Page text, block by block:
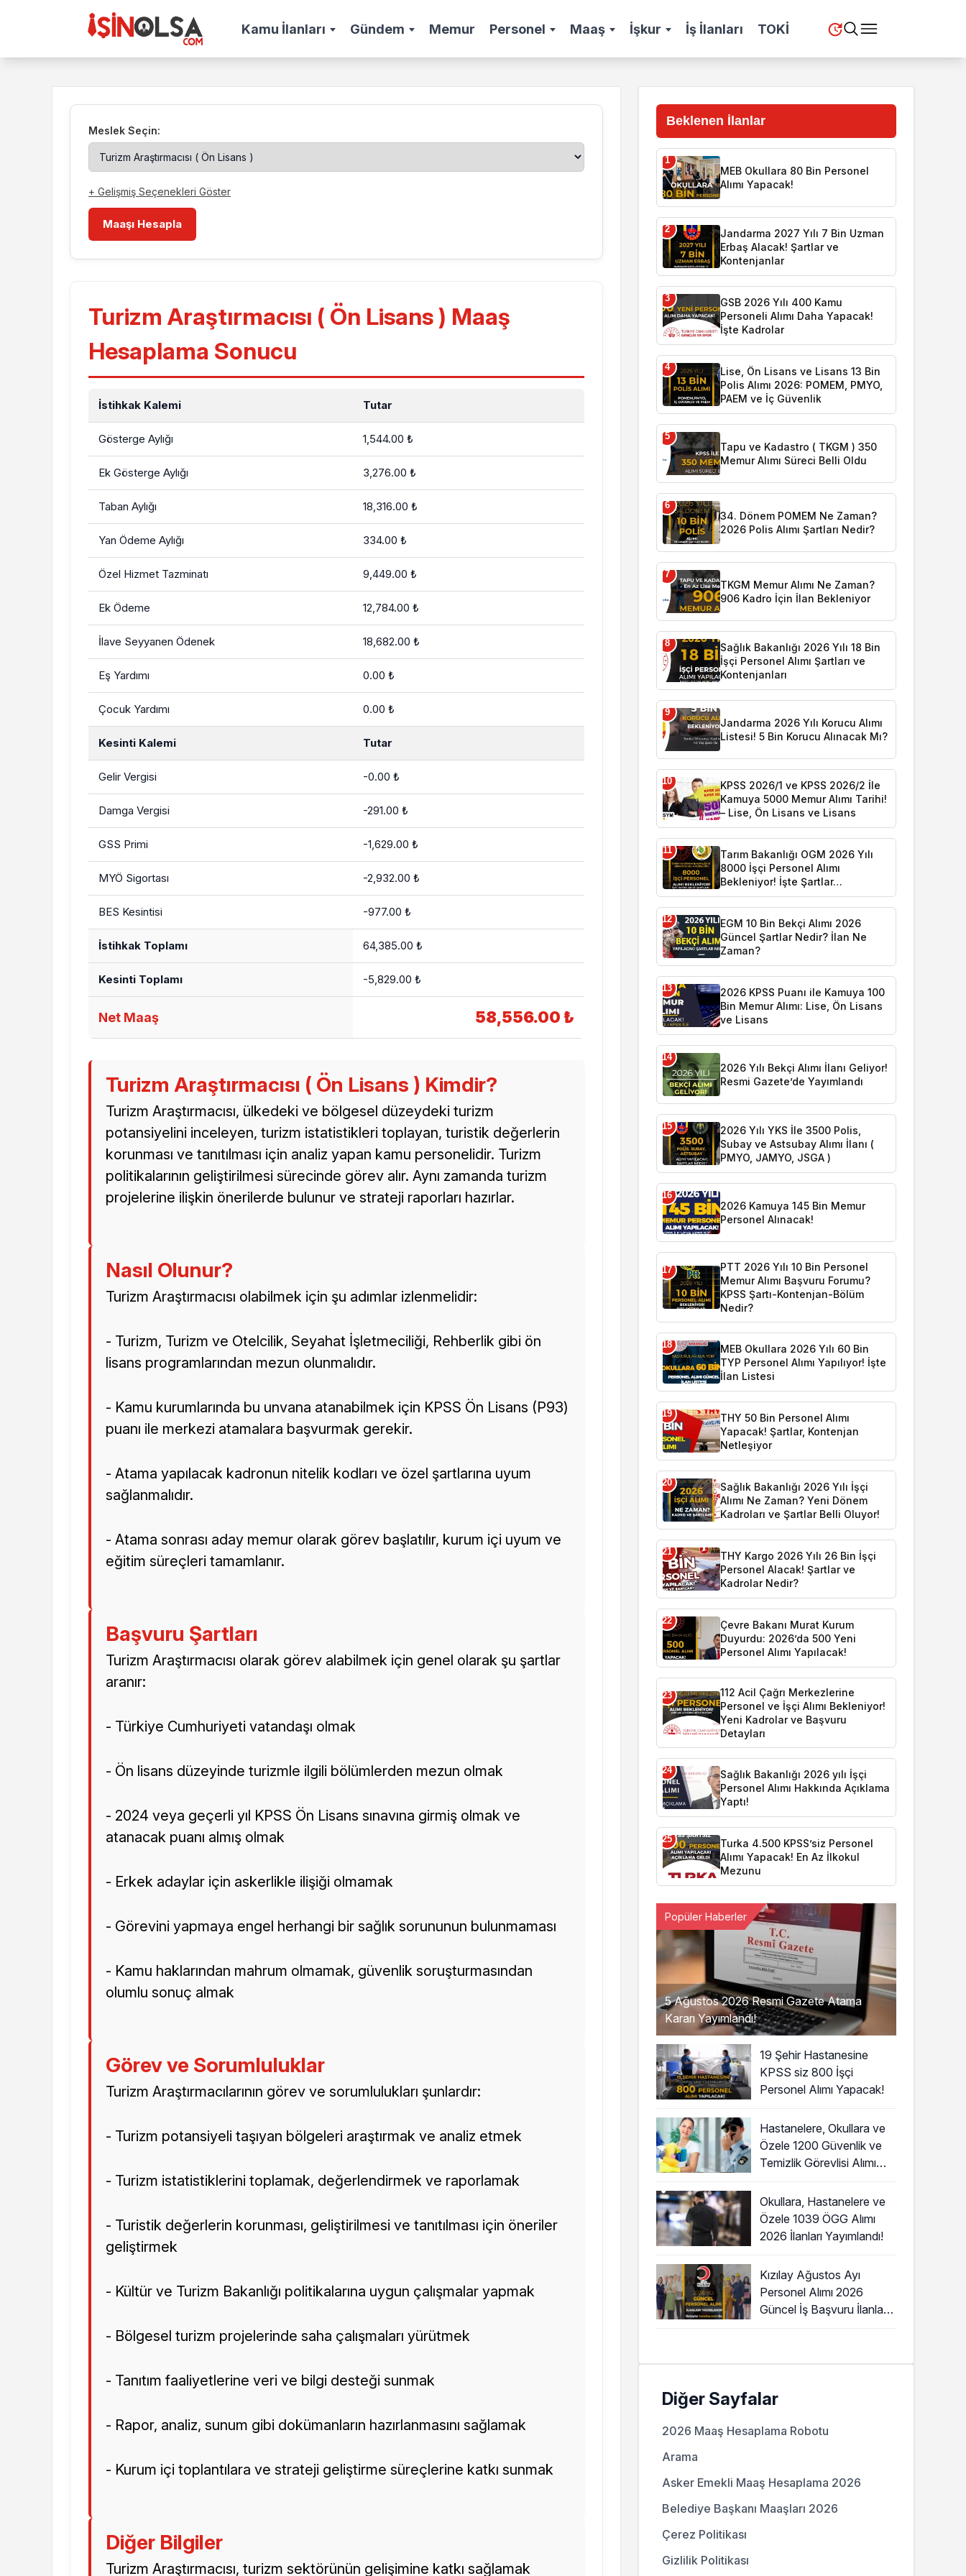
Kamu İlanları Gündem Memur Personel Maaş İşkur İş İlanları TOKİ
Meslek Seçin:
+ Gelişmiş Seçenekleri Göster
Maaşı Hesapla
Turizm Araştırmacısı ( Ön Lisans ) Maaş
Hesaplama Sonucu
İstihkak Kalemi Tutar
Gösterge Aylığı 1,544.00 ₺
Ek Gösterge Aylığı 3,276.00 ₺
Taban Aylığı 18,316.00 ₺
Yan Ödeme Aylığı 334.00 ₺
Özel Hizmet Tazminatı 9,449.00 ₺
Ek Ödeme 12,784.00 ₺
İlave Seyyanen Ödenek 18,682.00 ₺
Eş Yardımı 0.00 ₺
Çocuk Yardımı 0.00 ₺
Kesinti Kalemi Tutar
Gelir Vergisi -0.00 ₺
Damga Vergisi -291.00 ₺
GSS Primi -1,629.00 ₺
MYÖ Sigortası -2,932.00 ₺
BES Kesintisi -977.00 ₺
İstihkak Toplamı 64,385.00 ₺
Kesinti Toplamı -5,829.00 ₺
Net Maaş 58,556.00 ₺
Turizm Araştırmacısı ( Ön Lisans ) Kimdir?
Turizm Araştırmacısı, ülkedeki ve bölgesel düzeydeki turizm
potansiyelini inceleyen, turizm istatistikleri toplayan, turistik değerlerin
korunması ve tanıtılması için analiz yapan kamu personelidir. Turizm
politikalarının geliştirilmesi sürecinde görev alır. Aynı zamanda turizm
projelerine ilişkin önerilerde bulunur ve strateji raporları hazırlar.
Nasıl Olunur?
Turizm Araştırmacısı olabilmek için şu adımlar izlenmelidir:
- Turizm, Turizm ve Otelcilik, Seyahat İşletmeciliği, Rehberlik gibi ön
lisans programlarından mezun olunmalıdır.
- Kamu kurumlarında bu unvana atanabilmek için KPSS Ön Lisans (P93)
puanı ile merkezi atamalara başvurmak gerekir.
- Atama yapılacak kadronun nitelik kodları ve özel şartlarına uyum
sağlanmalıdır.
- Atama sonrası aday memur olarak görev başlatılır, kurum içi uyum ve
eğitim süreçleri tamamlanır.
Başvuru Şartları
Turizm Araştırmacısı olarak görev alabilmek için genel olarak şu şartlar
aranır:
- Türkiye Cumhuriyeti vatandaşı olmak
- Ön lisans düzeyinde turizmle ilgili bölümlerden mezun olmak
- 2024 veya geçerli yıl KPSS Ön Lisans sınavına girmiş olmak ve
atanacak puanı almış olmak
- Erkek adaylar için askerlikle ilişiği olmamak
- Görevini yapmaya engel herhangi bir sağlık sorununun bulunmaması
- Kamu haklarından mahrum olmamak, güvenlik soruşturmasından
olumlu sonuç almak
Görev ve Sorumluluklar
Turizm Araştırmacılarının görev ve sorumlulukları şunlardır:
- Turizm potansiyeli taşıyan bölgeleri araştırmak ve analiz etmek
- Turizm istatistiklerini toplamak, değerlendirmek ve raporlamak
- Turistik değerlerin korunması, geliştirilmesi ve tanıtılması için öneriler
geliştirmek
- Kültür ve Turizm Bakanlığı politikalarına uygun çalışmalar yapmak
- Bölgesel turizm projelerinde saha çalışmaları yürütmek
- Tanıtım faaliyetlerine veri ve bilgi desteği sunmak
- Rapor, analiz, sunum gibi dokümanların hazırlanmasını sağlamak
- Kurum içi toplantılara ve strateji geliştirme süreçlerine katkı sunmak
Diğer Bilgiler
Turizm Araştırmacısı, turizm sektörünün gelişimine katkı sağlamak
Beklenen İlanlar
1
MEB Okullara 80 Bin Personel
Alımı Yapacak!
2
Jandarma 2027 Yılı 7 Bin Uzman
Erbaş Alacak! Şartlar ve
Kontenjanlar
3
GSB 2026 Yılı 400 Kamu
Personeli Alımı Daha Yapacak!
İşte Kadrolar
4
Lise, Ön Lisans ve Lisans 13 Bin
Polis Alımı 2026: POMEM, PMYO,
PAEM ve İç Güvenlik
5
Tapu ve Kadastro ( TKGM ) 350
Memur Alımı Süreci Belli Oldu
6
34. Dönem POMEM Ne Zaman?
2026 Polis Alımı Şartları Nedir?
7
TKGM Memur Alımı Ne Zaman?
906 Kadro İçin İlan Bekleniyor
8
Sağlık Bakanlığı 2026 Yılı 18 Bin
İşçi Personel Alımı Şartları ve
Kontenjanları
9
Jandarma 2026 Yılı Korucu Alımı
Listesi! 5 Bin Korucu Alınacak Mı?
10
KPSS 2026/1 ve KPSS 2026/2 İle
Kamuya 5000 Memur Alımı Tarihi!
– Lise, Ön Lisans ve Lisans
11
Tarım Bakanlığı OGM 2026 Yılı
8000 İşçi Personel Alımı
Bekleniyor! İşte Şartlar…
12
EGM 10 Bin Bekçi Alımı 2026
Güncel Şartlar Nedir? İlan Ne
Zaman?
13
2026 KPSS Puanı ile Kamuya 100
Bin Memur Alımı: Lise, Ön Lisans
ve Lisans
14
2026 Yılı Bekçi Alımı İlanı Geliyor!
Resmi Gazete’de Yayımlandı
15
2026 Yılı YKS İle 3500 Polis,
Subay ve Astsubay Alımı İlanı (
PMYO, JAMYO, JSGA )
16
2026 Kamuya 145 Bin Memur
Personel Alınacak!
17
PTT 2026 Yılı 10 Bin Personel
Memur Alımı Başvuru Forumu?
KPSS Şartı-Kontenjan-Bölüm
Nedir?
18
MEB Okullara 2026 Yılı 60 Bin
TYP Personel Alımı Yapılıyor! İşte
İlan Listesi
19
THY 50 Bin Personel Alımı
Yapacak! Şartlar, Kontenjan
Netleşiyor
20
Sağlık Bakanlığı 2026 Yılı İşçi
Alımı Ne Zaman? Yeni Dönem
Kadroları ve Şartlar Belli Oluyor!
21
THY Kargo 2026 Yılı 26 Bin İşçi
Personel Alacak! Şartlar ve
Kadrolar Nedir?
22
Çevre Bakanı Murat Kurum
Duyurdu: 2026’da 500 Yeni
Personel Alımı Yapılacak!
23
112 Acil Çağrı Merkezlerine
Personel ve İşçi Alımı Bekleniyor!
Yeni Kadrolar ve Başvuru
Detayları
24
Sağlık Bakanlığı 2026 yılı İşçi
Personel Alımı Hakkında Açıklama
Yaptı!
25
Turka 4.500 KPSS’siz Personel
Alımı Yapacak! En Az İlkokul
Mezunu
5 Ağustos 2026 Resmi Gazete Atama
Kararı Yayımlandı!
Popüler Haberler
19 Şehir Hastanesine
KPSS siz 800 İşçi
Personel Alımı Yapacak!
Hastanelere, Okullara ve
Özele 1200 Güvenlik ve
Temizlik Görevlisi Alımı
Okullara, Hastanelere ve
Özele 1039 ÖGG Alımı
2026 İlanları Yayımlandı!
Kızılay Ağustos Ayı
Personel Alımı 2026
Güncel İş Başvuru İlanları
Diğer Sayfalar
2026 Maaş Hesaplama Robotu
Arama
Asker Emekli Maaş Hesaplama 2026
Belediye Başkanı Maaşları 2026
Çerez Politikası
Gizlilik Politikası